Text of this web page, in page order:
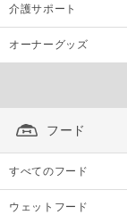
介護サポート
オーナーグッズ
フード
すべてのフード
ウェットフード